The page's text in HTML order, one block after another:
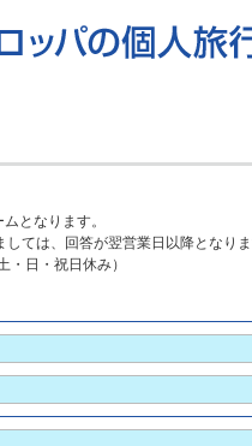
となります。
ては、回答が翌営業日以降となりま
日・祝日休み）